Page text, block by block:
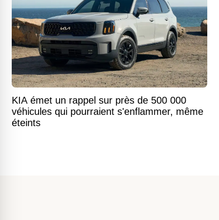
KIA émet un rappel sur près de 500 000
véhicules qui pourraient s'enflammer, même
éteints